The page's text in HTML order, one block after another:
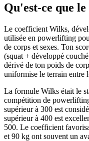
Qu'est-ce que
Le coefficient Wilks,
utilisée en powerlifting
de corps et sexes. Ton
(squat + développé
dérivé de ton poids de
uniformise le terrain entre
La formule Wilks était le
compétition de
supérieur à 300 est
supérieur à 400 est
500. Le coefficient
et 90 kg ont souvent un